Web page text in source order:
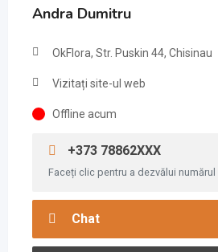
Andra Dumitru
OkFlora, Str. Puskin 44, Chisinau
Vizitați site-ul web
Offline acum
+373 78862XXX
Faceți clic pentru a dezvălui
Chat